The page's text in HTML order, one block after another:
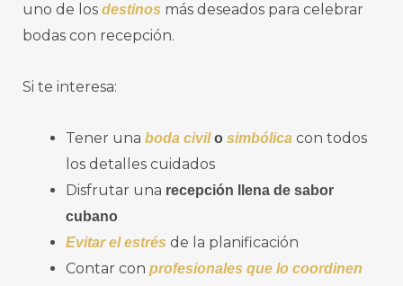
uno de los destinos más deseados para celebrar
bodas con recepción.
Si te interesa:
Tener una boda civilo simbólica con todos
los detalles cuidados
Disfrutar una recepción llena de sabor
cubano
Evitar el estrés de la planificación
Contar con profesionales que lo coordinen